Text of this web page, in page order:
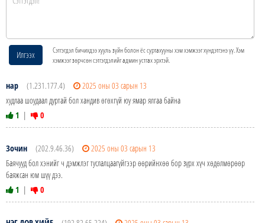
Илгээх
Сэтгэгдэл бичихдээ хууль зүйн болон ёс суртахууны хэм хэмжээг хүндэтгэнэ үү. Хэм
хэмжээг зөрчсөн сэтгэгдэлийг админ устгах эрхтэй.
нар (1.231.177.4)
2025 оны 03 сарын 13
худлаа шоудаал дуртай бол хандив өгөхгүй юу ямар ялгаа байна
1 | 0
Зочин (202.9.46.36)
2025 оны 03 сарын 13
Баячууд бол хэнийг ч дэмжлэг туслалцаагүйгээр өөрийнхөө бор зүрх хүч хөдөлмөрөөр
баяжсан юм шүү дээ.
1 | 0